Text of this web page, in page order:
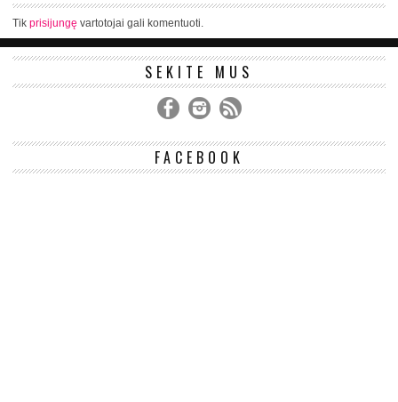
Tik prisijungę vartotojai gali komentuoti.
SEKITE MUS
FACEBOOK